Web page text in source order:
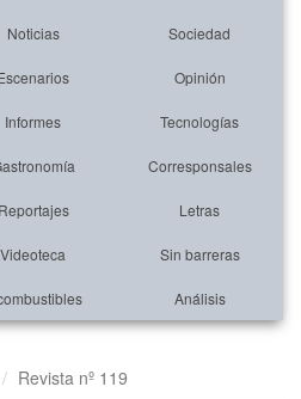
Noticias Sociedad
Opinión
Informes Tecnologías
Corresponsales
Reportajes Letras
Videoteca Sin barreras
Análisis
Revista nº 119